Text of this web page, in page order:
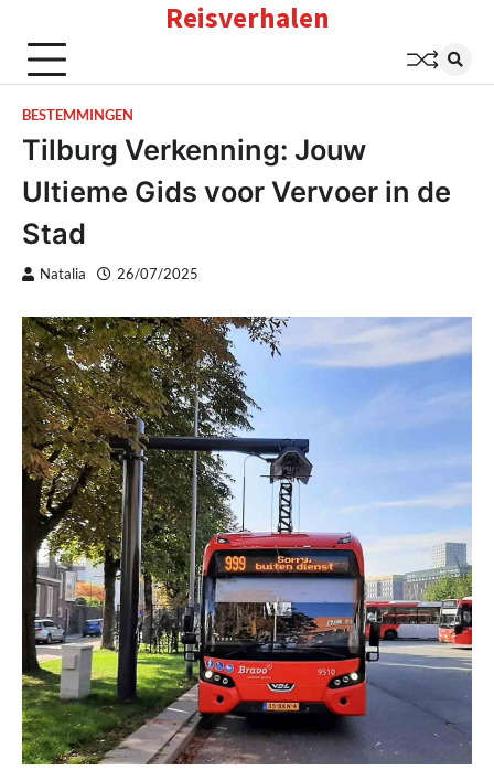
content
Reisverhalen
BESTEMMINGEN
Tilburg Verkenning: Jouw
Ultieme Gids voor Vervoer in de
Stad
Natalia 26/07/2025